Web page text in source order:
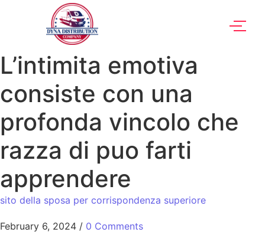
L’intimita emotiva
consiste con una
profonda vincolo che
razza di puo farti
apprendere
sito della sposa per corrispondenza superiore
February 6, 2024 / 0 Comments